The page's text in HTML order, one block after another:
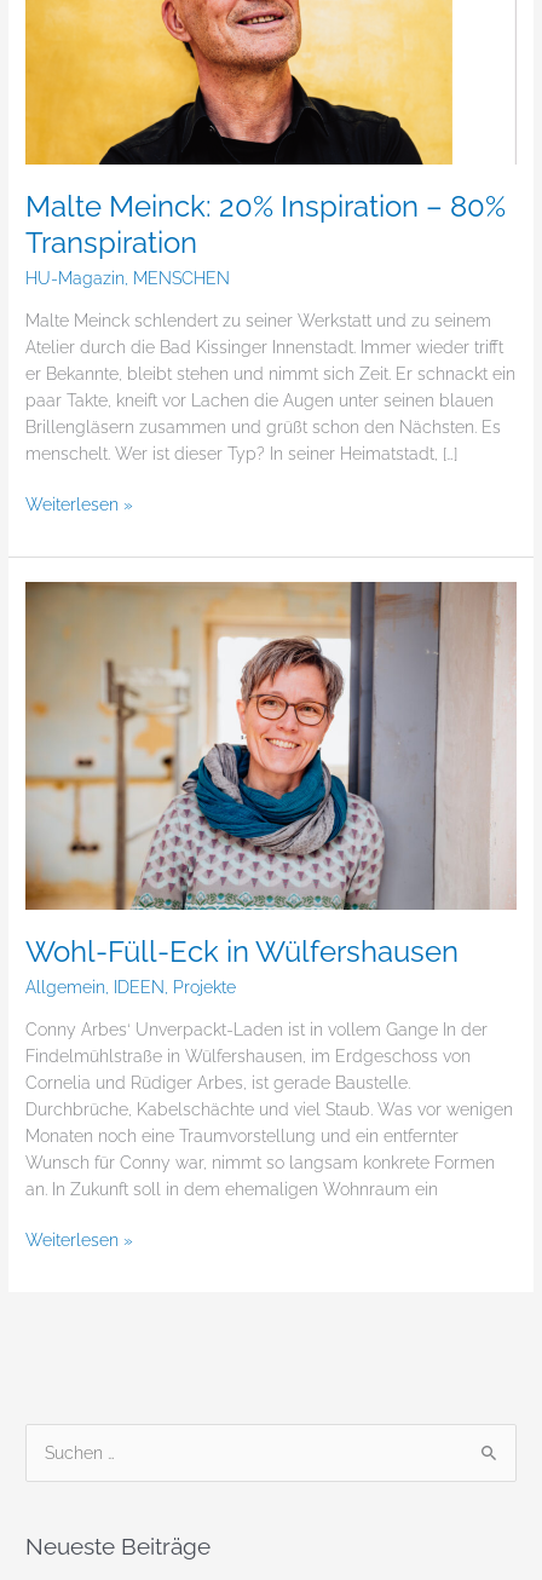
Malte Meinck: 20% Inspiration – 80%
Transpiration
HU-Magazin, MENSCHEN
Malte Meinck schlendert zu seiner Werkstatt und zu seinem
Atelier durch die Bad Kissinger Innenstadt. Immer wieder trifft
er Bekannte, bleibt stehen und nimmt sich Zeit. Er schnackt ein
paar Takte, kneift vor Lachen die Augen unter seinen blauen
Brillengläsern zusammen und grüßt schon den Nächsten. Es
menschelt. Wer ist dieser Typ? In seiner Heimatstadt, […]
80%
Transpiration
Weiterlesen »
Wohl-Füll-Eck in Wülfershausen
Allgemein, IDEEN, Projekte
Conny Arbes‘ Unverpackt-Laden ist in vollem Gange In der
Findelmühlstraße in Wülfershausen, im Erdgeschoss von
Cornelia und Rüdiger Arbes, ist gerade Baustelle.
Durchbrüche, Kabelschächte und viel Staub. Was vor wenigen
Monaten noch eine Traumvorstellung und ein entfernter
Wunsch für Conny war, nimmt so langsam konkrete Formen
an. In Zukunft soll in dem ehemaligen Wohnraum ein
Wülfershausen
Weiterlesen »
hNeueste Beiträge